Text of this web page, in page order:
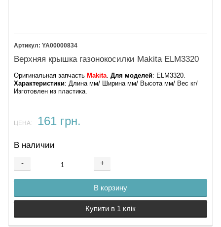
YA00000834
Верхняя крышка газонокосилки Makita ELM3320
Оригинальная запчасть Makita.Для моделей: ELM3320.
Характеристики: Длина мм/ Ширина мм/ Высота мм/ Вес кг/
Изготовлен из пластика.
ЦЕНА: 161 грн.
В наличии
- +
В корзину
Купити в 1 клік